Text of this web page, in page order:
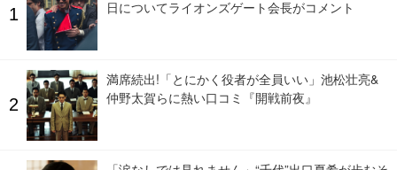
日についてライオンズゲート会長がコメント
満席続出!「とにかく役者が全員いい」池松壮亮&
仲野太賀らに熱い口コミ『開戦前夜』